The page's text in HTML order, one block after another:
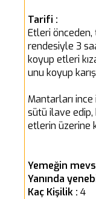
Tarifi :
Etleri önceden,
rendesiyle 3
koyup etleri
unu koyup
Mantarları ince
sütü ilave edip,
etlerin üzerine
Yemeğin
Yanında
Kaç Kişilik : 4